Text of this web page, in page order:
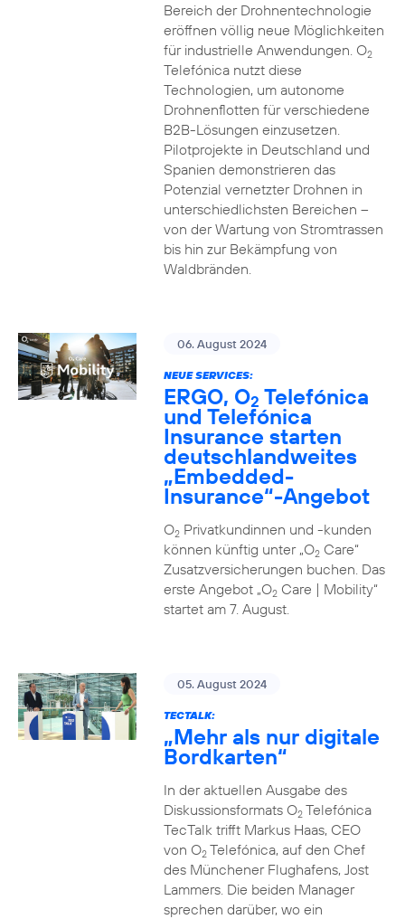
Bereich der Drohnentechnologie
eröffnen völlig neue Möglichkeiten
für industrielle Anwendungen. O2
Telefónica nutzt diese
Technologien, um autonome
Drohnenflotten für verschiedene
B2B-Lösungen einzusetzen.
Pilotprojekte in Deutschland und
Spanien demonstrieren das
Potenzial vernetzter Drohnen in
unterschiedlichsten Bereichen –
von der Wartung von Stromtrassen
bis hin zur Bekämpfung von
Waldbränden.
06. August 2024
NEUE SERVICES:
ERGO, O2 Telefónica
und Telefónica
Insurance starten
deutschlandweites
„Embedded-
Insurance“-Angebot
O2Privatkundinnen und -kunden
können künftig unter „O2Care“
Zusatzversicherungen buchen. Das
erste Angebot „O2Care | Mobility“
startet am 7. August.
05. August 2024
TECTALK:
„Mehr als nur digitale
Bordkarten“
In der aktuellen Ausgabe des
Diskussionsformats O2Telefónica
TecTalk trifft Markus Haas, CEO
von O2Telefónica, auf den Chef
des Münchener Flughafens, Jost
Lammers. Die beiden Manager
sprechen darüber, wo ein